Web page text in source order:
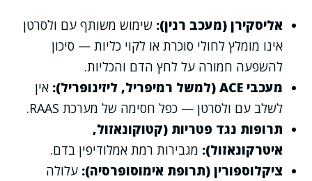
אליסקירן (מעכב רנין): שימוש משותף עם ולסרטן
אינו מומלץ לחולי סוכרת או לקוי כליות — סיכון
להשפעה חמורה על לחץ הדם והכליות.
מעכבי ACE (למשל רמיפריל, ליזינופריל):
אין
לשלב עם ולסרטן — כפל חסימה של מערכת RAAS.
תרופות נגד פטריות (קטוקונאזול,
איטרקונאזול): מגבירות רמת אמלודיפין בדם.
ציקלוספורין (תרופת אימוסופרסיה): עלולה